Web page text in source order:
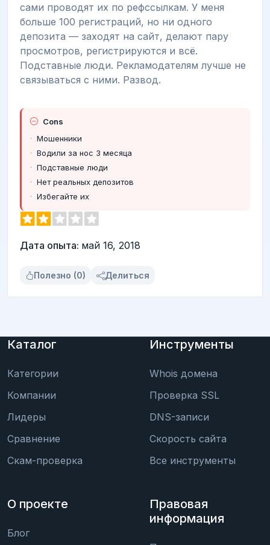
сами проводят их по рефссылкам. У меня
больше 100 регистраций, но ни одного
депозита — заходят на сайт, делают пару
просмотров, регистрируются и всё.
Подставные люди. Рекламодателям лучше не
связываться с ними. Развод.
Cons
Мошенники
Водили за нос 3 месяца
Подставные люди
Нет реальных депозитов
Избегайте их
Дата опыта: май 16, 2018
Полезно (0) Делиться
Каталог
Категории
Компании
Лидеры
Сравнение
Скам-проверка
Инструменты
Whois домена
Проверка SSL
DNS-записи
Скорость сайта
Все инструменты
О проекте
Блог
Правовая
информация